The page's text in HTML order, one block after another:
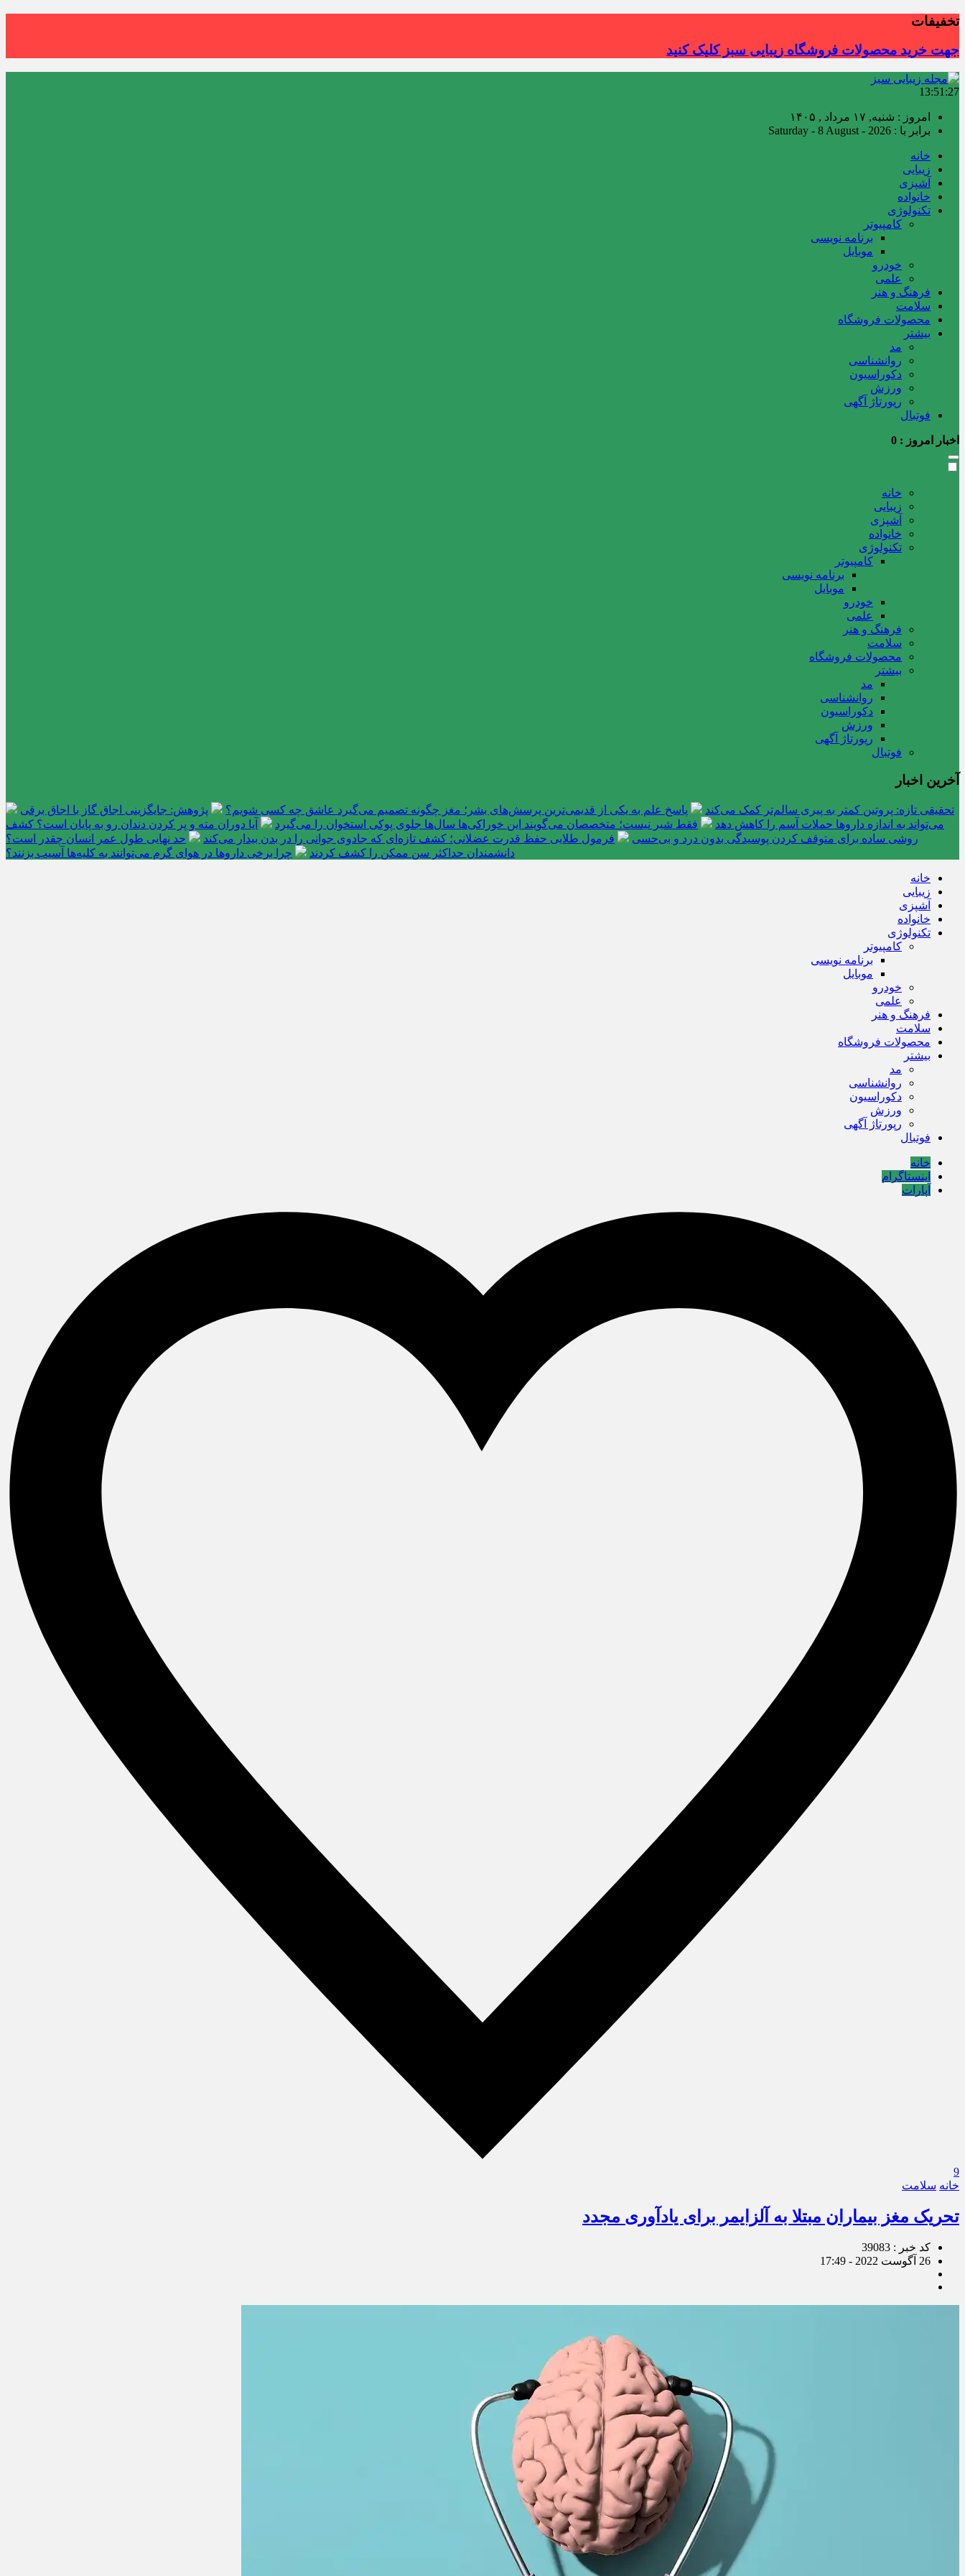
تخفیفات
جهت خرید محصولات فروشگاه زیبایی سبز کلیک کنید
13:51:28
امروز : شنبه, ۱۷ مرداد , ۱۴۰۵
برابر با : Saturday - 8 August - 2026
خانه
زیبایی
آشپزی
خانواده
تکنولوژی
کامپیوتر
برنامه نویسی
موبایل
خودرو
علمی
فرهنگ و هنر
سلامت
محصولات فروشگاه
بیشتر
مد
روانشناسی
دکوراسیون
ورزش
رپورتاژ آگهی
فوتبال
اخبار امروز : 0
خانه
زیبایی
آشپزی
خانواده
تکنولوژی
کامپیوتر
برنامه نویسی
موبایل
خودرو
علمی
فرهنگ و هنر
سلامت
محصولات فروشگاه
بیشتر
مد
روانشناسی
دکوراسیون
ورزش
رپورتاژ آگهی
فوتبال
آخرین اخبار
تحقیقی تازه: پروتین کمتر به پیری سالم‌تر کمک می‌کند پاسخ علم به یکی از قدیمی‌ترین پرسش‌های بشر؛ مغز چگونه تصمیم می‌گیرد عاشق چه کسی شویم؟
پژوهش: جایگزینی اجاق گاز با اجاق برقی
می‌تواند به اندازه داروها حملات آسم را کاهش دهد
فقط شیر نیست؛ متخصصان می‌گویند این خوراکی‌ها سال‌ها جلوی پوکی استخوان را می‌گیرد
آیا دوران مته و پر کردن دندان رو به پایان است؟ کشف
روشی ساده برای متوقف کردن پوسیدگی بدون درد و بی‌حسی
فرمول طلایی حفظ قدرت عضلانی؛ کشف تازه‌ای که جادوی جوانی را در بدن بیدار می‌کند
حد نهایی طول عمر انسان چقدر است؟
دانشمندان حداکثر سن ممکن را کشف کردند
چرا برخی داروها در هوای گرم می‌توانند به کلیه‌ها آسیب بزنند؟
خانه
زیبایی
آشپزی
خانواده
تکنولوژی
کامپیوتر
برنامه نویسی
موبایل
خودرو
علمی
فرهنگ و هنر
سلامت
محصولات فروشگاه
بیشتر
مد
روانشناسی
دکوراسیون
ورزش
رپورتاژ آگهی
فوتبال
خانه
اینستاگرام
آپارات
9
خانه سلامت
تحریک مغز بیماران مبتلا به آلزایمر برای یادآوری مجدد
کد خبر : 39083
26 آگوست 2022 - 17:49